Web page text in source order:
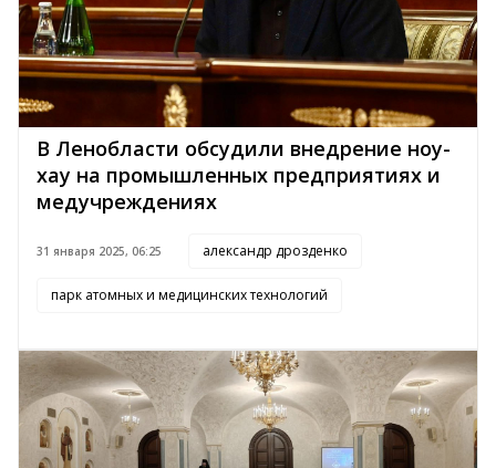
В Ленобласти обсудили внедрение ноу-
хау на промышленных предприятиях и
медучреждениях
31 января 2025, 06:25 александр дрозденко
парк атомных и медицинских технологий